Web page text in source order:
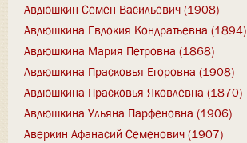
Авдюшкин Семен Васильевич (1908)
Авдюшкина Евдокия Кондратьевна (1894)
Авдюшкина Мария Петровна (1868)
Авдюшкина Прасковья Егоровна (1908)
Авдюшкина Прасковья Яковлевна (1870)
Авдюшкина Ульяна Парфеновна (1906)
Аверкин Афанасий Семенович (1907)